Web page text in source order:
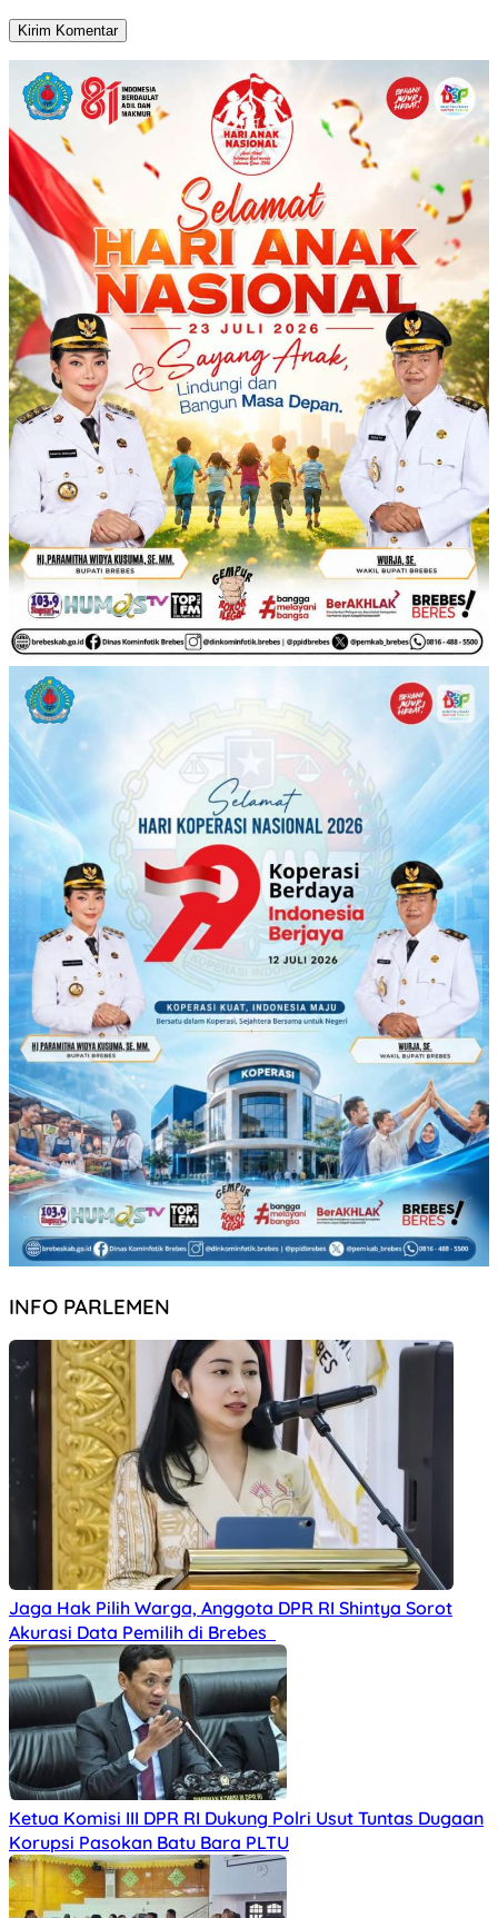
INFO PARLEMEN
Jaga Hak Pilih Warga, Anggota DPR RI Shintya Sorot
Akurasi Data Pemilih di Brebes
Ketua Komisi III DPR RI Dukung Polri Usut Tuntas Dugaan
Korupsi Pasokan Batu Bara PLTU